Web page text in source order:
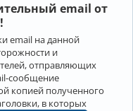
email от
email на данной
и
отправляющих
сообщение
копией полученного
в которых